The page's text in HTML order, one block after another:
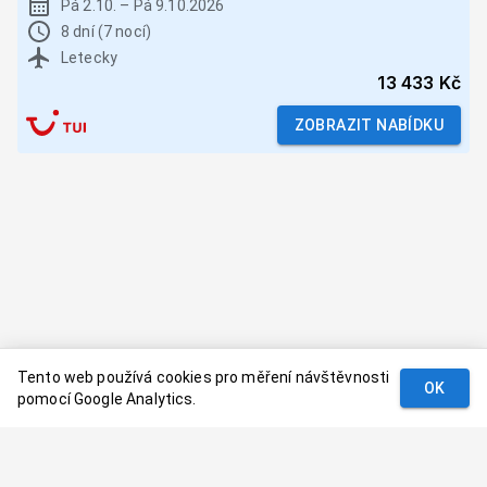
Pá 2.10. – Pá 9.10.2026
8 dní (7 nocí)
Letecky
13 433 Kč
ZOBRAZIT NABÍDKU
Tento web používá cookies pro měření návštěvnosti
pomocí Google Analytics.
OK